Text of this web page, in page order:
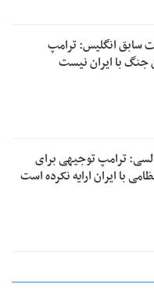
سابق انگلیس:‌ ترامپ
جنگ با ایران نیست
ترامپ توجیهی برای
با ایران ارایه نکرده است